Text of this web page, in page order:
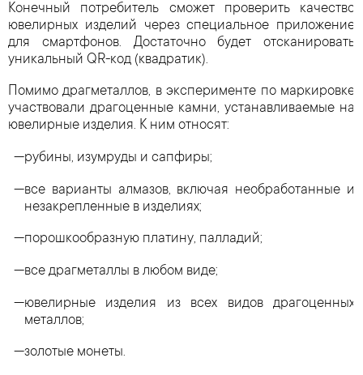
Конечный потребитель сможет проверить качество
ювелирных изделий через специальное приложение
для смартфонов. Достаточно будет отсканировать
уникальный QR-код (квадратик).
Помимо драгметаллов, в эксперименте по маркировке
участвовали драгоценные камни, устанавливаемые на
ювелирные изделия. К ним относят:
рубины, изумруды и сапфиры;
все варианты алмазов, включая необработанные и
незакрепленные в изделиях;
порошкообразную платину, палладий;
все драгметаллы в любом виде;
ювелирные изделия из всех видов драгоценных
металлов;
золотые монеты.